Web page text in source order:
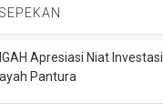
Apresiasi Niat Investasi
Pantura